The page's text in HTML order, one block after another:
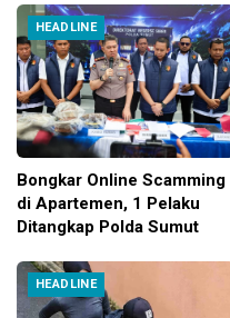
HEADLINE
Bongkar Online Scamming
di Apartemen, 1 Pelaku
Ditangkap Polda Sumut
HEADLINE